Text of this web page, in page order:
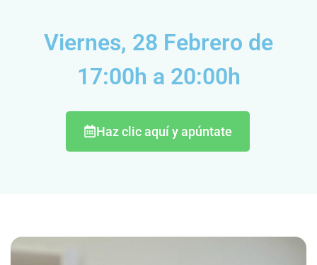
Viernes, 28 Febrero de
17:00h a 20:00h
Haz clic aquí y apúntate